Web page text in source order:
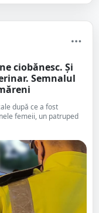
ciobănesc. Și
Semnalul
după ce a fost
femeii, un patruped